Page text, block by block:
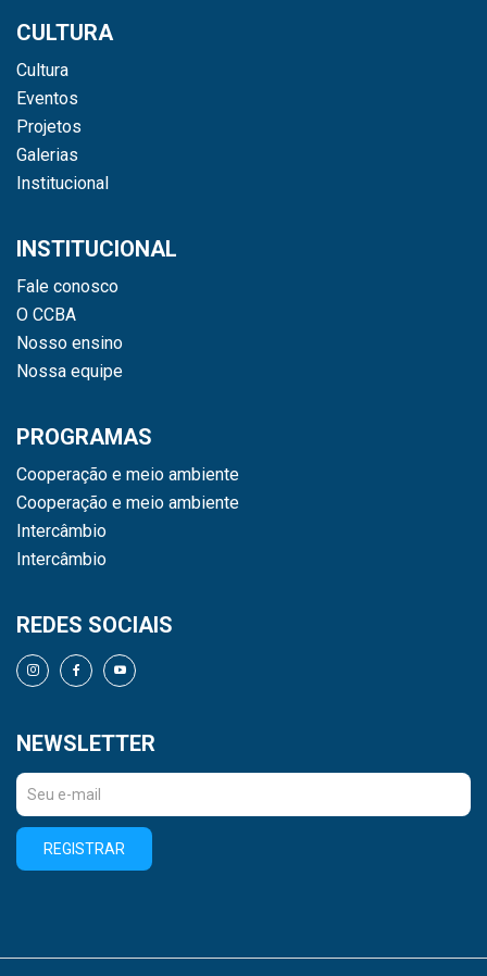
CULTURA
Cultura
Eventos
Projetos
Galerias
Institucional
INSTITUCIONAL
Fale conosco
O CCBA
Nosso ensino
Nossa equipe
PROGRAMAS
Cooperação e meio ambiente
Cooperação e meio ambiente
Intercâmbio
Intercâmbio
REDES SOCIAIS
NEWSLETTER
REGISTRAR